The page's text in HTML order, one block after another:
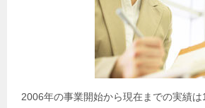
2006年の事業開始から現在までの実績